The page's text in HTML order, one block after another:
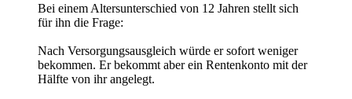
Bei einem Altersunterschied von 12 Jahren stellt sich
für ihn die Frage:
Nach Versorgungsausgleich würde er sofort weniger
bekommen. Er bekommt aber ein Rentenkonto mit der
Hälfte von ihr angelegt.